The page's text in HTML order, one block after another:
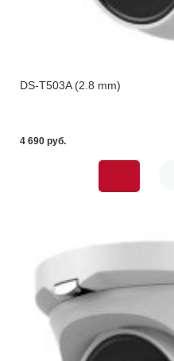
DS-T503A (2.8 mm)
4 690 pуб.